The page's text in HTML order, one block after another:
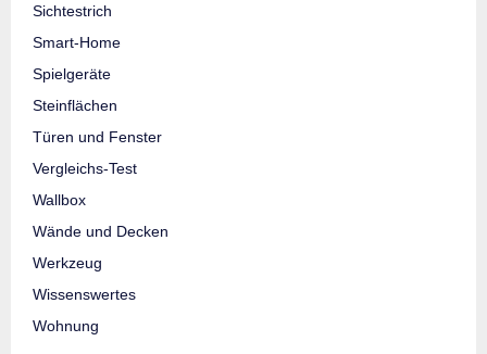
Sichtestrich
Smart-Home
Spielgeräte
Steinflächen
Türen und Fenster
Vergleichs-Test
Wallbox
Wände und Decken
Werkzeug
Wissenswertes
Wohnung